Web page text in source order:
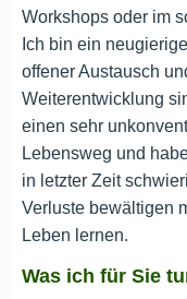
Workshops oder im
Ich bin ein
offener Austausch
Weiterentwicklung
einen sehr
Lebensweg und
in letzter Zeit
Verluste bewältigen
Leben lernen.
Was ich für Sie